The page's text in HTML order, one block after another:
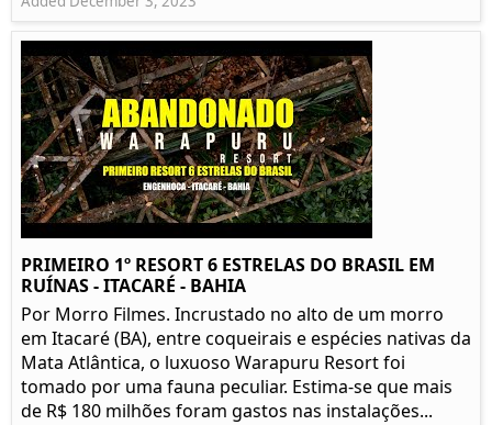
PRIMEIRO 1º RESORT 6 ESTRELAS DO BRASIL EM
RUÍNAS - ITACARÉ - BAHIA
Por Morro Filmes. Incrustado no alto de um morro
em Itacaré (BA), entre coqueirais e espécies nativas da
Mata Atlântica, o luxuoso Warapuru Resort foi
tomado por uma fauna peculiar. Estima-se que mais
de R$ 180 milhões foram gastos nas instalações...